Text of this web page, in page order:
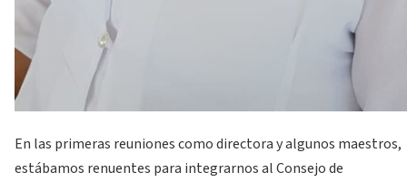
En las primeras reuniones como directora y algunos maestros,
estábamos renuentes para integrarnos al Consejo de